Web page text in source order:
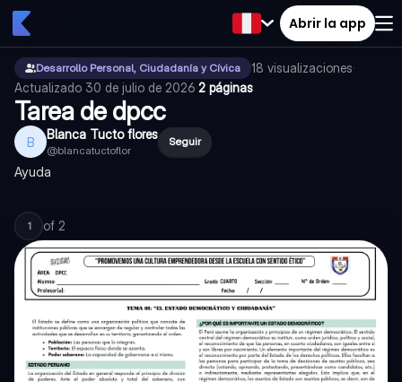
Abrir la app
Desarrollo Personal, Ciudadanía y Cívica 18 visualizaciones·
Actualizado 30 de julio de 2026·2 páginas
Tarea de dpcc
B Blanca Tucto flores
@blancatuctoflor
Seguir
Ayuda
1 of 2